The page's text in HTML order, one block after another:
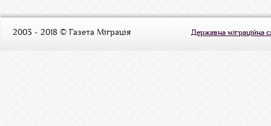
2003 - 2018 © Газета Міграція Державна міграційна